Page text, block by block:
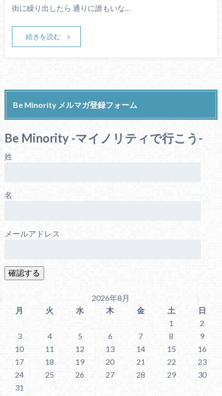
街に繰り出したら 通りに誰もいな…
続きを読む
Be Minority メルマガ登録フォーム
Be Minority -マイノリティで行こう-
姓
名
メールアドレス
2026年8月
月
火 水 木 金 土
日
1
2
3
4 5 6 7 8
9
10
11 12 13 14 15
16
17
18 19 20 21 22
23
24
25 26 27 28 29
30
31